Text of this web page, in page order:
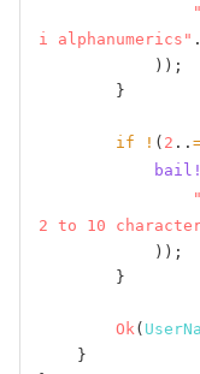
i alphanumerics" .
if ! ( 2 ..
bail!
2 to 10
Ok(